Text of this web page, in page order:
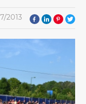
2013